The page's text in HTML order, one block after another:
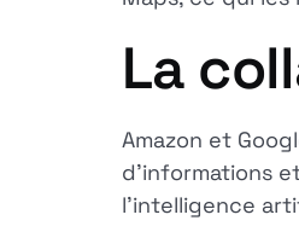
La
Amazon et
d'informations
l'intelligence